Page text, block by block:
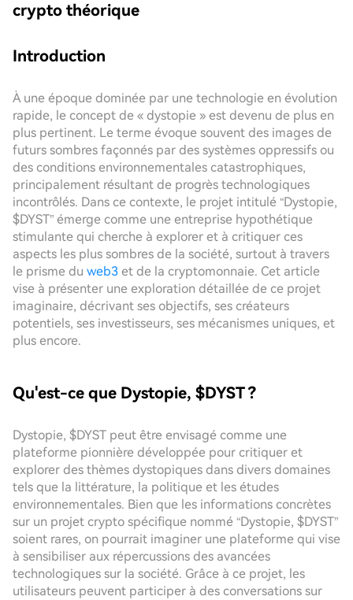
crypto théorique
Introduction
À une époque dominée par une technologie en évolution
rapide, le concept de « dystopie » est devenu de plus en
plus pertinent. Le terme évoque souvent des images de
futurs sombres façonnés par des systèmes oppressifs ou
des conditions environnementales catastrophiques,
principalement résultant de progrès technologiques
incontrôlés. Dans ce contexte, le projet intitulé “Dystopie,
$DYST” émerge comme une entreprise hypothétique
stimulante qui cherche à explorer et à critiquer ces
aspects les plus sombres de la société, surtout à travers
le prisme du web3 et de la cryptomonnaie. Cet article
vise à présenter une exploration détaillée de ce projet
imaginaire, décrivant ses objectifs, ses créateurs
potentiels, ses investisseurs, ses mécanismes uniques, et
plus encore.
Qu'est-ce que Dystopie, $DYST ?
Dystopie, $DYST peut être envisagé comme une
plateforme pionnière développée pour critiquer et
explorer des thèmes dystopiques dans divers domaines
tels que la littérature, la politique et les études
environnementales. Bien que les informations concrètes
sur un projet crypto spécifique nommé “Dystopie, $DYST”
soient rares, on pourrait imaginer une plateforme qui vise
à sensibiliser aux répercussions des avancées
technologiques sur la société. Grâce à ce projet, les
utilisateurs peuvent participer à des conversations sur